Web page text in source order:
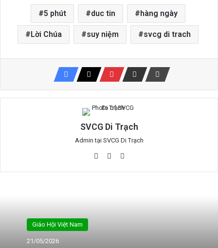
5 phút duc tin hàng ngày
Lời Chúa suy niệm svcg di trach
SVCG Di Trạch
Admin tại SVCG Di Trạch
WebsiteFacebook
Giáo Hội Việt Nam
21/05/2026